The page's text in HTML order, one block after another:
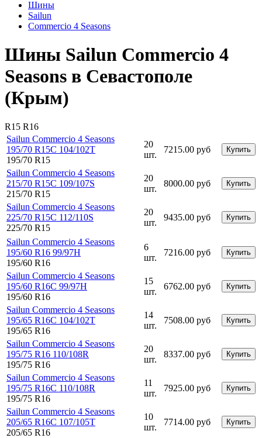
Шины
Sailun
Commercio 4 Seasons
Шины Sailun Commercio 4
Seasons в Севастополе
(Крым)
R15 R16
Sailun Commercio 4 Seasons
195/70 R15C 104/102T
195/70 R15
20
шт.
7215.00 руб Купить
Sailun Commercio 4 Seasons
215/70 R15C 109/107S
215/70 R15
20
шт.
8000.00 руб Купить
Sailun Commercio 4 Seasons
225/70 R15C 112/110S
225/70 R15
20
шт.
9435.00 руб Купить
Sailun Commercio 4 Seasons
195/60 R16 99/97H
195/60 R16
6
шт.
7216.00 руб Купить
Sailun Commercio 4 Seasons
195/60 R16C 99/97H
195/60 R16
15
шт.
6762.00 руб Купить
Sailun Commercio 4 Seasons
195/65 R16C 104/102T
195/65 R16
14
шт.
7508.00 руб Купить
Sailun Commercio 4 Seasons
195/75 R16 110/108R
195/75 R16
20
шт.
8337.00 руб Купить
Sailun Commercio 4 Seasons
195/75 R16C 110/108R
195/75 R16
11
шт.
7925.00 руб Купить
Sailun Commercio 4 Seasons
205/65 R16C 107/105T
205/65 R16
10
шт.
7714.00 руб Купить